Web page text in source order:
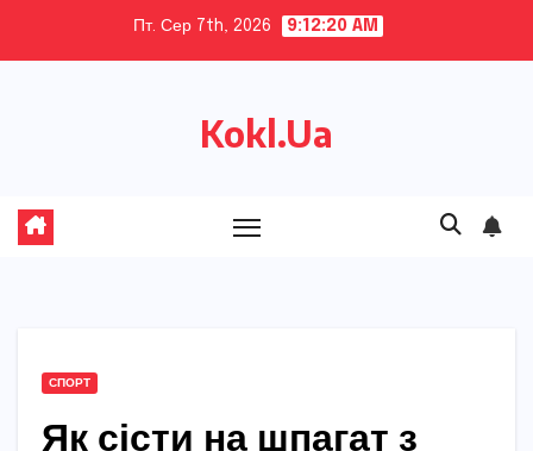
Пт. Сер 7th, 2026 9:12:21 AM
Kokl.Ua
СПОРТ
Як сісти на шпагат з